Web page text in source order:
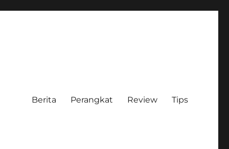
Berita Perangkat Review Tips